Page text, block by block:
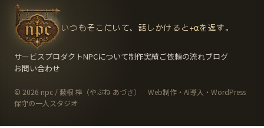
いつもそこにいて、話しかけると+αを返す。
サービスプロダクトNPCについて制作実績ご依頼の流れブログ
お問い合わせ
© 2026 npc / 薮根 梓（やぶね あづさ） Web制作・AI導入・WordPress
保守の一人スタジオ